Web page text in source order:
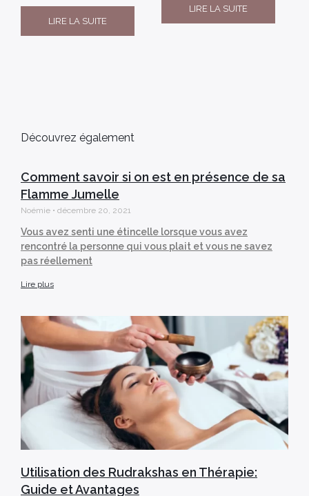
LIRE LA SUITE
LIRE LA SUITE
Découvrez également
Comment savoir si on est en présence de sa
Flamme Jumelle
Noémie décembre 20, 2021
Vous avez senti une étincelle lorsque vous avez
rencontré la personne qui vous plait et vous ne savez
pas réellement
Lire plus
Utilisation des Rudrakshas en Thérapie:
Guide et Avantages